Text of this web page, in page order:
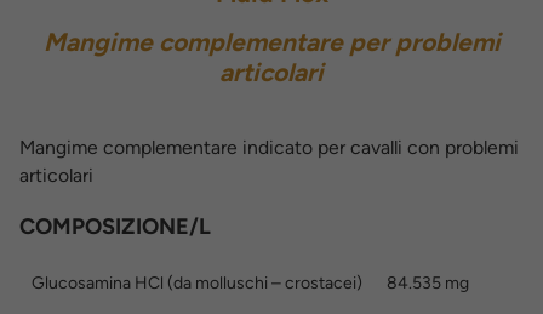
Mangime complementare per problemi
articolari
Mangime complementare indicato per cavalli con problemi
articolari
COMPOSIZIONE/L
Glucosamina HCl (da molluschi – crostacei) 84.535 mg